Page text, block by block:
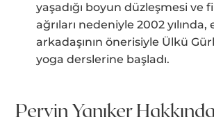
yaşadığı boyun düzleşmesi ve
ağrıları nedeniyle 2002 yılında,
arkadaşının önerisiyle Ülkü
yoga derslerine başladı.
Pervin Yanıker Hakkında